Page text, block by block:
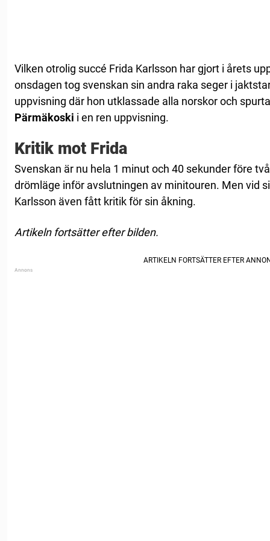
Vilken otrolig succé Frida Karlsson har gjort i årets
onsdagen tog svenskan sin andra raka seger i
uppvisning där hon utklassade alla norskor och
Pärmäkoski i en ren uppvisning.
Kritik mot Frida
Svenskan är nu hela 1 minut och 40 sekunder före
drömläge inför avslutningen av minitouren. Men vid
Karlsson även fått kritik för sin åkning.
Artikeln fortsätter efter bilden.